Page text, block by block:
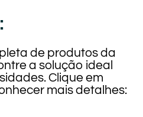
de produtos da
a solução ideal
Clique em
mais detalhes: